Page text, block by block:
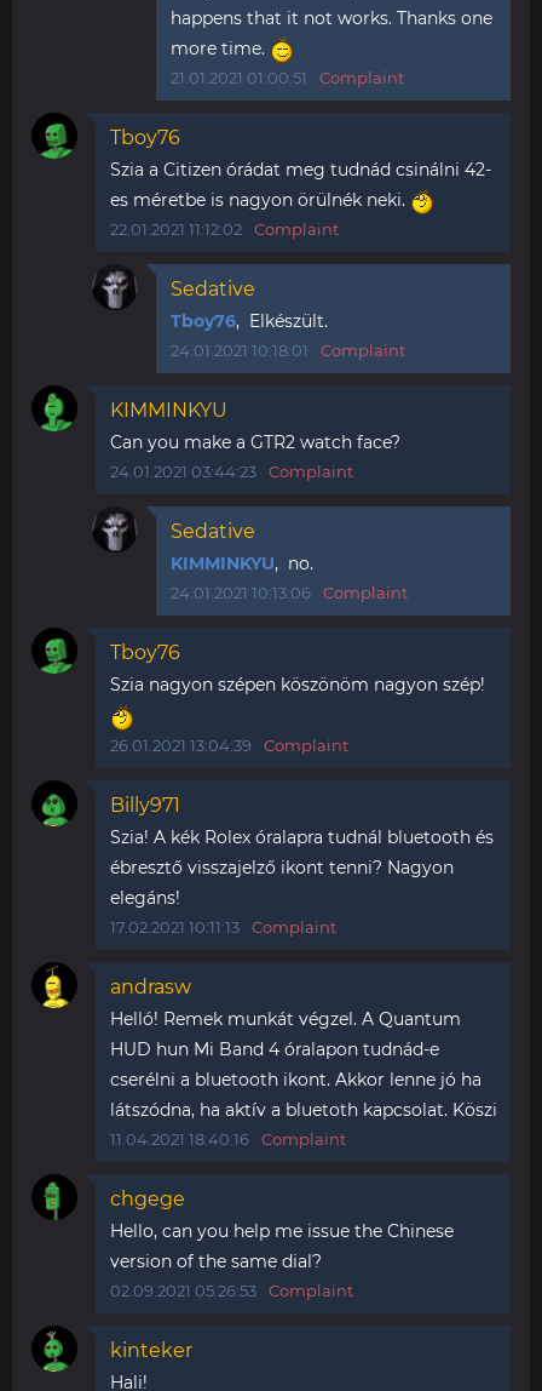
happens that it not works. Thanks one
more time.
21.01.2021 01:00:51 Complaint
Tboy76
Szia a Citizen órádat meg tudnád csinálni 42-
es méretbe is nagyon örülnék neki.
22.01.2021 11:12:02 Complaint
Sedative
Tboy76, Elkészült.
24.01.2021 10:18:01 Complaint
KIMMINKYU
Can you make a GTR2 watch face?
24.01.2021 03:44:23 Complaint
Sedative
KIMMINKYU, no.
24.01.2021 10:13:06 Complaint
Tboy76
Szia nagyon szépen köszönöm nagyon szép!
26.01.2021 13:04:39 Complaint
Billy971
Szia! A kék Rolex óralapra tudnál bluetooth és
ébresztő visszajelző ikont tenni? Nagyon
elegáns!
17.02.2021 10:11:13 Complaint
andrasw
Helló! Remek munkát végzel. A Quantum
HUD hun Mi Band 4 óralapon tudnád-e
cserélni a bluetooth ikont. Akkor lenne jó ha
látszódna, ha aktív a bluetoth kapcsolat. Köszi
11.04.2021 18:40:16 Complaint
chgege
Hello, can you help me issue the Chinese
version of the same dial?
02.09.2021 05:26:53 Complaint
kinteker
Hali!